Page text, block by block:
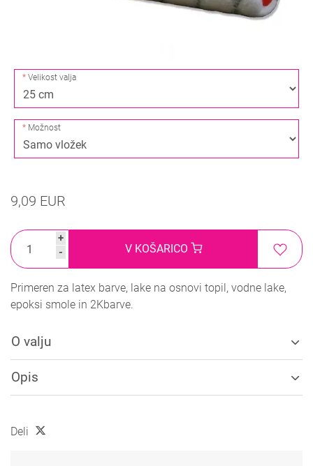
Velikost valja
Možnost
9,09 EUR
+
-
V KOŠARICO
Primeren za latex barve, lake na osnovi topil, vodne lake,
epoksi smole in 2Kbarve.
O valju
Opis
Deli